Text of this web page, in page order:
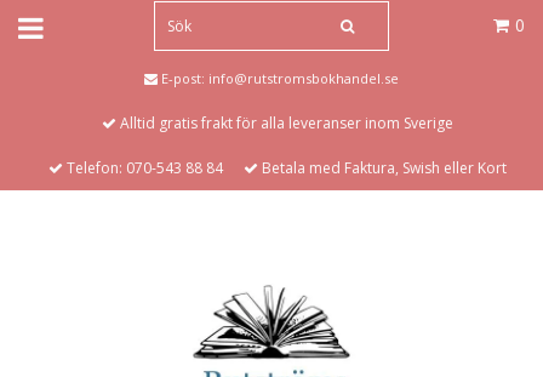
0
E-post: info@rutstromsbokhandel.se
Alltid gratis frakt för alla leveranser inom Sverige
Telefon: 070-543 88 84 Betala med Faktura, Swish eller Kort